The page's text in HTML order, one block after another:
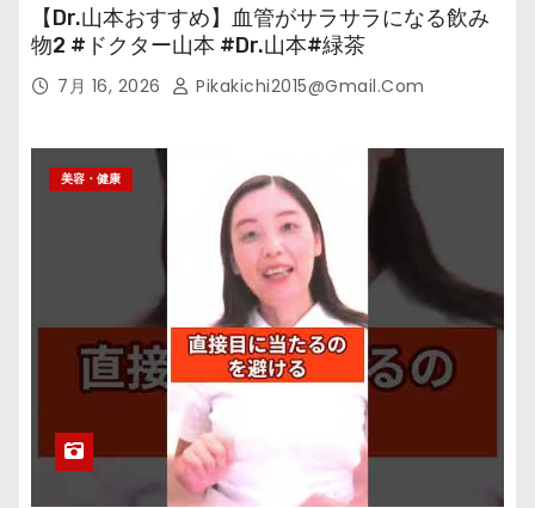
【Dr.山本おすすめ】血管がサラサラになる飲み
物2 #ドクター山本 #Dr.山本#緑茶
7月 16, 2026 Pikakichi2015@gmail.com
美容・健康